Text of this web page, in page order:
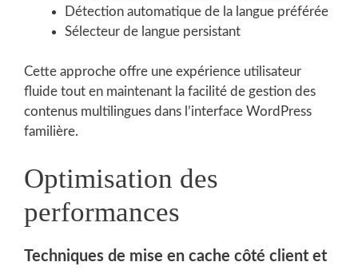
Détection automatique de la langue préférée
Sélecteur de langue persistant
Cette approche offre une expérience utilisateur
fluide tout en maintenant la facilité de gestion des
contenus multilingues dans l’interface WordPress
familière.
Optimisation des
performances
Techniques de mise en cache côté client et